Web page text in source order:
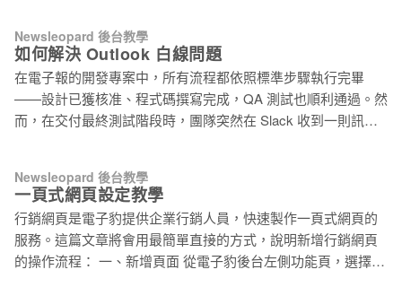
令，讓 AI 幫你整理
後續可群發 EDM 或搭配自動化信件，持續與客戶互動、提升
轉換成效。 無論是讓訪客 訂閱最新內容、報名活動、領取優惠
碼、下載電子書，或是 舉辦抽獎，都能快速完成，輕鬆啟動完
整再行銷流程。 本篇文章將分為兩部分，包含【如何建立一頁
式表單】以及【如何運用已搜集名單】，教你打造完整再行銷
台 > 點選【一頁式網頁】>【表單網頁】，並點擊【新增頁
面】。 進入拖放式編輯器後，你可以透過置換圖片與內容輕鬆
設計屬於自己的網頁版型。 其中「訂閱表單元件」預設包含
Email 與 名字 欄位，也可以視需求新增自訂欄位。 若新增
Newsleopard 後台教學
如何解決 Outlook 白線問題
在電子報的開發專案中，所有流程都依照標準步驟執行完畢
——設計已獲核准、程式碼撰寫完成，QA 測試也順利通過。然
而，在交付最終測試階段時，團隊突然在 Slack 收到一則訊息
導致修復過程充滿不確定性。開發人員反覆嘗試調整顏色、版
面與樣式設定，但始終無法穩定解決，形成顯著的時間與資源
消耗。這類 Outlook 特有的渲染錯誤，至今仍是許多郵件專案
中令人頭痛的變數之一。 為什麼會有白線？ 微軟早已知道此問
題，但多年來從未給出官方說法。它多見於 Windows 桌面版
Newsleopard 後台教學
一頁式網頁設定教學
行銷網頁是電子豹提供企業行銷人員，快速製作一頁式網頁的
服務。這篇文章將會用最簡單直接的方式，說明新增行銷網頁
的操作流程： 一、新增頁面 從電子豹後台左側功能頁，選擇行